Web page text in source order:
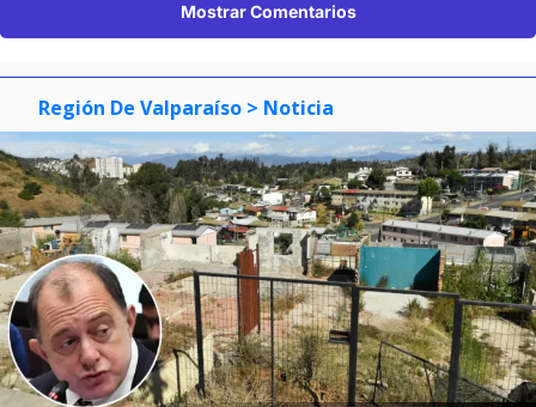
Mostrar Comentarios
Región De Valparaíso > Noticia